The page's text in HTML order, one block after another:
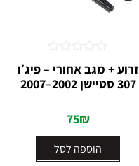
זרוע + מגב אחורי – פיג׳ו
307 סטיישן 2002–2007
75₪
הוספה לסל
0
מתוך